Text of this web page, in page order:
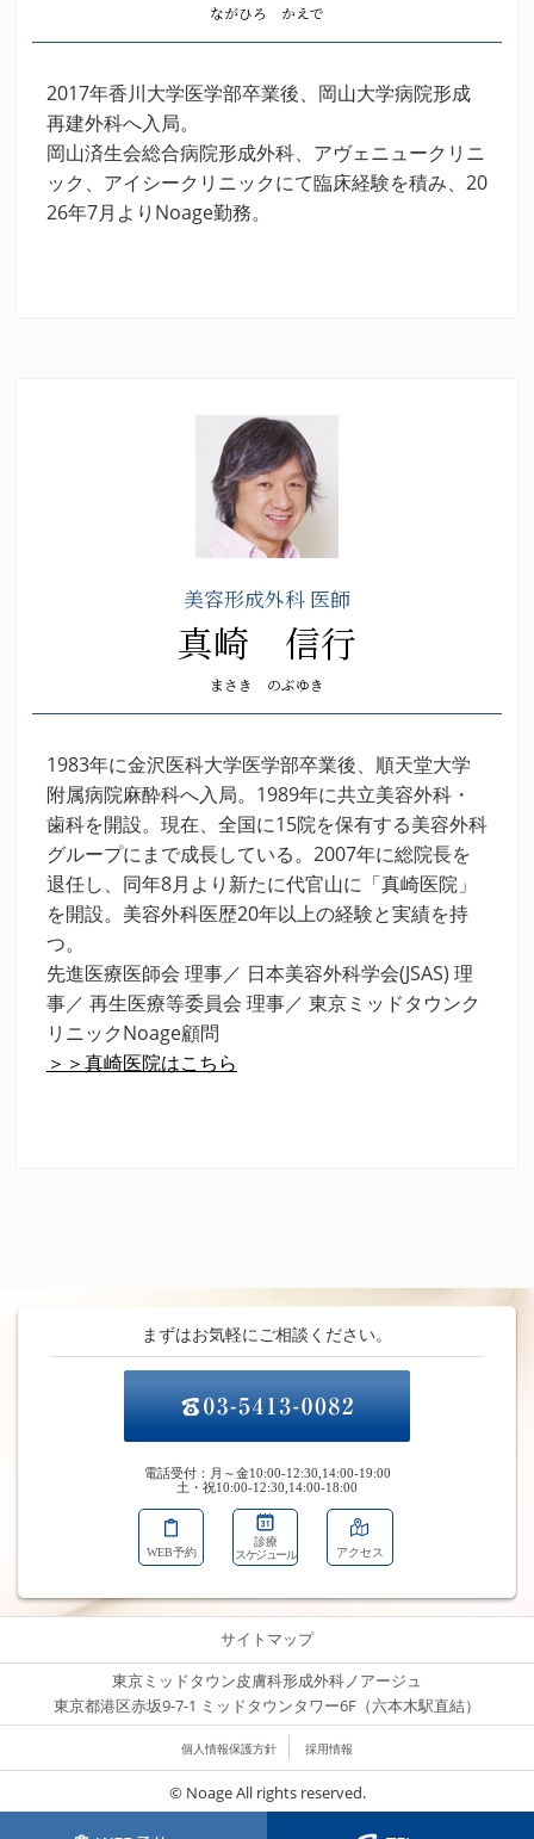
ながひろ かえで
2017年香川大学医学部卒業後、岡山大学病院形成
再建外科へ入局。
岡山済生会総合病院形成外科、アヴェニュークリニ
ック、アイシークリニックにて臨床経験を積み、20
26年7月よりNoage勤務。
美容形成外科 医師
真崎 信行
まさき のぶゆき
1983年に金沢医科大学医学部卒業後、順天堂大学
附属病院麻酔科へ入局。1989年に共立美容外科・
歯科を開設。現在、全国に15院を保有する美容外科
グループにまで成長している。2007年に総院長を
退任し、同年8月より新たに代官山に「真崎医院」
を開設。美容外科医歴20年以上の経験と実績を持
つ。
先進医療医師会 理事／ 日本美容外科学会(JSAS) 理
事／ 再生医療等委員会 理事／ 東京ミッドタウンク
リニックNoage顧問
＞＞真崎医院はこちら
まずはお気軽にご相談ください。
電話受付：月～金10:00-12:30,14:00-19:00
土・祝10:00-12:30,14:00-18:00
WEB予約
診療
スケジュール
アクセス
サイトマップ
東京ミッドタウン皮膚科形成外科ノアージュ
東京都港区赤坂9-7-1 ミッドタウンタワー6F（六本木駅直結）
個人情報保護方針 採用情報
© Noage All rights reserved.